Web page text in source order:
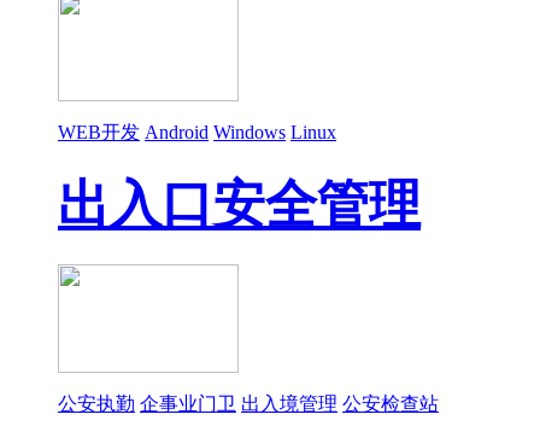
WEB开发 Android Windows Linux
出入口安全管理
公安执勤 企事业门卫 出入境管理 公安检查站